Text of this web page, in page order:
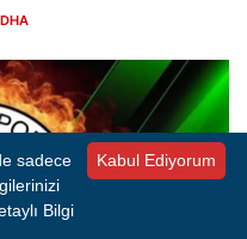
DHA
Kabul Ediyorum
sadece
Bilgi